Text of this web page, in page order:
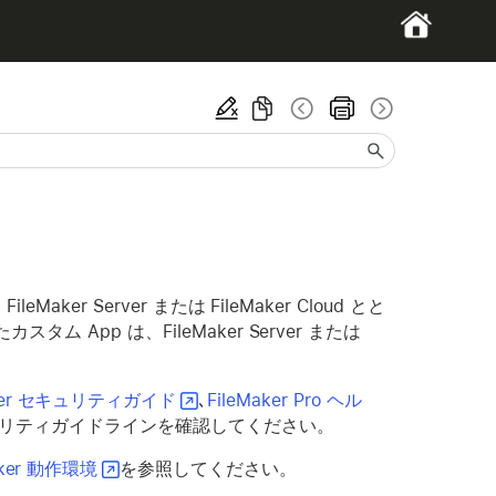
Server または FileMaker Cloud とと
カスタム App は、FileMaker Server または
セキュリティガイド ､ FileMaker Pro ヘル
ティガイドラインを確認してください。
動作環境 を参照してください。